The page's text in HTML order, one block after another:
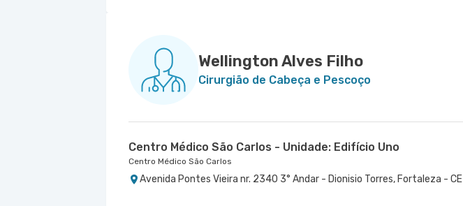
Wellington Alves Filho
Cirurgião de Cabeça e Pescoço
Centro Médico São Carlos - Unidade: Edifício Uno
Centro Médico São Carlos
Avenida Pontes Vieira nr. 2340 3° Andar - Dionisio Torres, Fortaleza - CE